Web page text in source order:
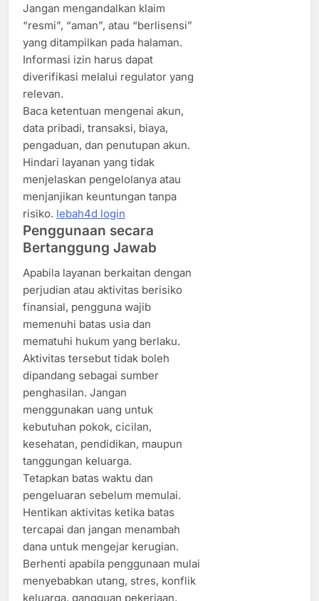
Jangan mengandalkan klaim
“resmi”, “aman”, atau “berlisensi”
yang ditampilkan pada halaman.
Informasi izin harus dapat
diverifikasi melalui regulator yang
relevan.
Baca ketentuan mengenai akun,
data pribadi, transaksi, biaya,
pengaduan, dan penutupan akun.
Hindari layanan yang tidak
menjelaskan pengelolanya atau
menjanjikan keuntungan tanpa
risiko. lebah4d login
Penggunaan secara
Bertanggung Jawab
Apabila layanan berkaitan dengan
perjudian atau aktivitas berisiko
finansial, pengguna wajib
memenuhi batas usia dan
mematuhi hukum yang berlaku.
Aktivitas tersebut tidak boleh
dipandang sebagai sumber
penghasilan. Jangan
menggunakan uang untuk
kebutuhan pokok, cicilan,
kesehatan, pendidikan, maupun
tanggungan keluarga.
Tetapkan batas waktu dan
pengeluaran sebelum memulai.
Hentikan aktivitas ketika batas
tercapai dan jangan menambah
dana untuk mengejar kerugian.
Berhenti apabila penggunaan mulai
menyebabkan utang, stres, konflik
keluarga, gangguan pekerjaan,